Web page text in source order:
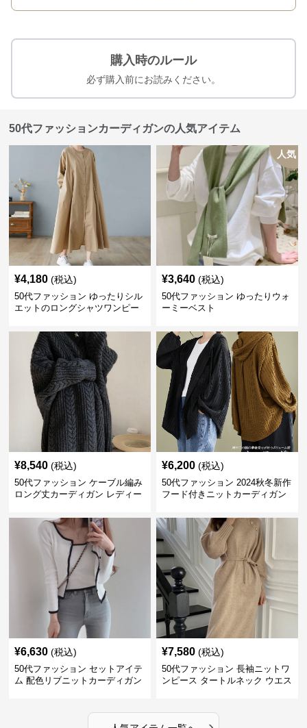
購入時のルール
必ず購入前にお読みください。
50代ファッションカーディガンの人気アイテム
¥4,180 (税込)
50代ファッション ゆったりシル
エットのロングシャツワンピー
人気
¥3,640 (税込)
50代ファッション ゆったりウォ
ーミーベスト
¥8,540 (税込)
50代ファッション ケーブル編み
ロング丈カーディガン レディー
¥6,200 (税込)
50代ファッション 2024秋冬新作
フード付きニットカーディガン
¥6,630 (税込)
50代ファッション セットアイテ
ム 配色リブニットカーディガン
¥7,580 (税込)
50代ファッション 長袖ニットワ
ンピース タートルネック ウエス